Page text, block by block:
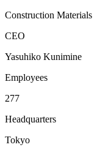
Construction Materials
CEO
Yasuhiko Kunimine
Employees
277
Headquarters
Tokyo